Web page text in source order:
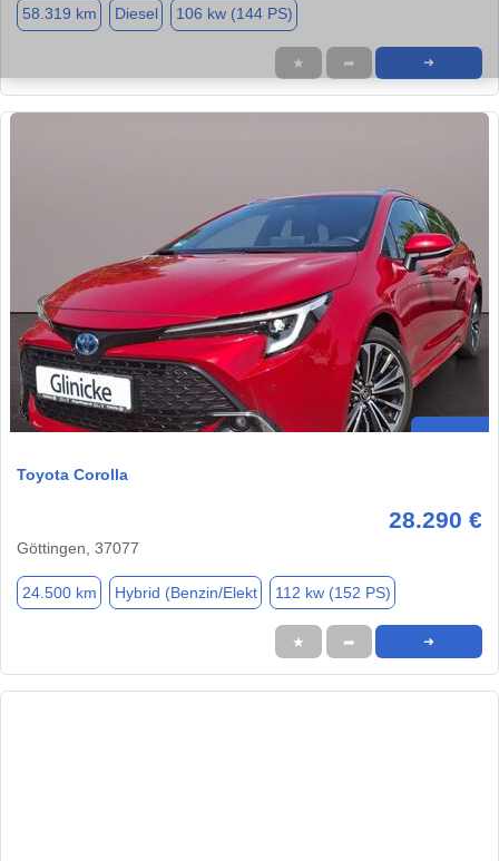
58.319 km Diesel 106 kw (144 PS)
★ ➦ ➜
Toyota Corolla
28.290 €
Göttingen, 37077
24.500 km Hybrid (Benzin/Elekt 112 kw (152 PS)
★ ➦ ➜